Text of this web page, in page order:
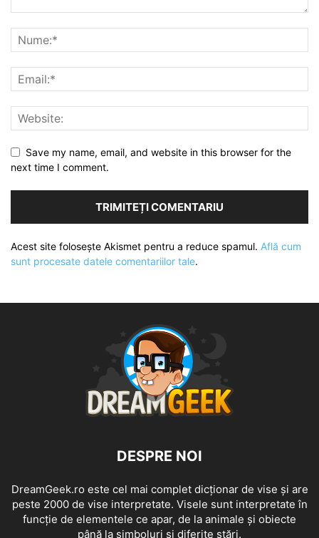
Save my name, email, and website in this browser for the
next time I comment.
Acest site folosește Akismet pentru a reduce spamul. Află cum
sunt procesate datele comentariilor tale.
DESPRE NOI
DreamGeek.ro este cel mai complet dicționar de vise și are
peste 2000 de vise interpretate. Visele sunt interpretate în
funcție de elementele ce apar, de la animale și obiecte
până la simboluri și diferite stări.